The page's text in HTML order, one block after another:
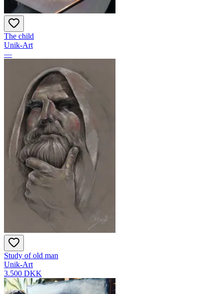
The child
Unik-Art
—
Study of old man
Unik-Art
3.500 DKK